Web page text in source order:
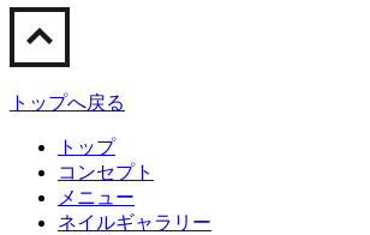
トップへ戻る
トップ
コンセプト
メニュー
ネイルギャラリー